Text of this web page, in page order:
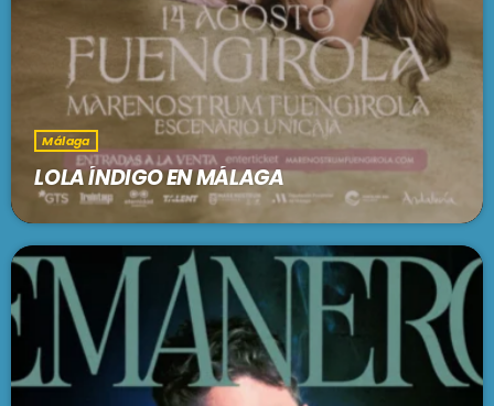
Málaga
LOLA ÍNDIGO EN MÁLAGA